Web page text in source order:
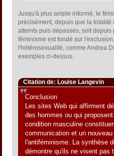
Jusqu'à plus ample informé, le
précisément, depuis que la
atteints puis dépassés, soit
féminisme est fondé sur
l'hétérosexualité, comme Andrea
exemples ci-dessus.
Citation de: Louise Langevin
Conclusion
Les sites Web qui affirment
des hommes ou qui
condition masculine
communication et un
l'antiféminisme. La synthèse
démontre qu'ils ne visent pas